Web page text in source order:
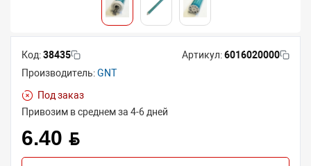
Код:38435 Артикул:6016020000
Производитель:GNT
Под заказ
Привозим в среднем за 4-6 дней
6.40 BYN